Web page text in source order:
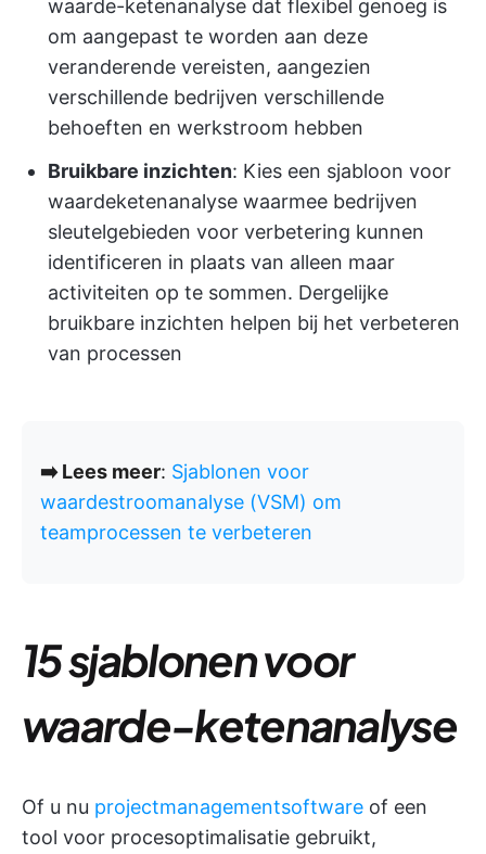
waarde-ketenanalyse dat flexibel genoeg is
om aangepast te worden aan deze
veranderende vereisten, aangezien
verschillende bedrijven verschillende
behoeften en werkstroom hebben
Bruikbare inzichten: Kies een sjabloon voor
waardeketenanalyse waarmee bedrijven
sleutelgebieden voor verbetering kunnen
identificeren in plaats van alleen maar
activiteiten op te sommen. Dergelijke
bruikbare inzichten helpen bij het verbeteren
van processen
➡️ Lees meer: Sjablonen voor
waardestroomanalyse (VSM) om
teamprocessen te verbeteren
15 sjablonen voor
waarde-ketenanalyse
Of u nu projectmanagementsoftware of een
tool voor procesoptimalisatie gebruikt,